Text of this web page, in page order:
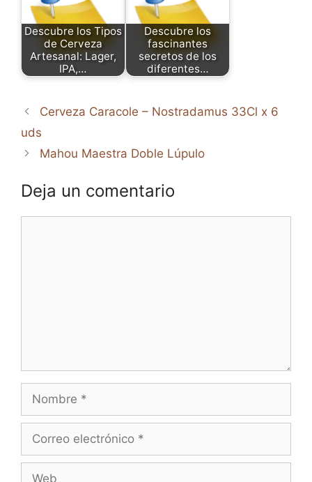
Descubre los Tipos
de Cerveza
Artesanal: Lager,
IPA,…
Descubre los
fascinantes
secretos de los
diferentes…
Cerveza Caracole – Nostradamus 33Cl x 6
uds
Mahou Maestra Doble Lúpulo
Deja un comentario
Nombre
Correo
Web